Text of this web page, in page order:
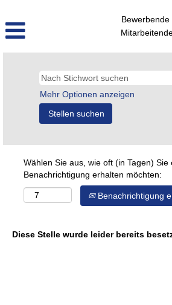
Bewerbende
Mehr Optionen anzeigen
Wählen Sie aus, wie oft (in Tagen) Sie
Benachrichtigung erhalten möchten:
Benachrichtigung
Diese Stelle wurde leider bereits